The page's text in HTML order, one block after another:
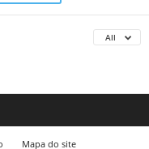
All
Mapa do site